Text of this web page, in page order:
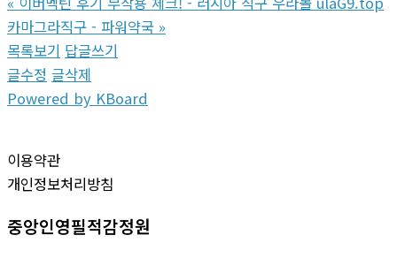
카마그라직구 - 파워약국 »
목록보기 답글쓰기
글수정 글삭제
Powered by KBoard
이용약관
개인정보처리방침
중앙인영필적감정원